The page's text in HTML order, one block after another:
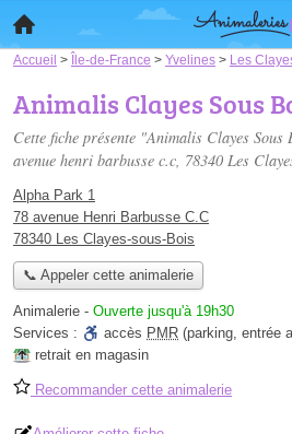
Accueil > Île-de-France > Yvelines > Les
Animalis Clayes Sous
Cette fiche présente "Animalis Clayes
avenue henri barbusse c.c, 78340 Les
Alpha Park 1
78 avenue Henri Barbusse C.C
78340 Les Clayes-sous-Bois
📞 Appeler cette animalerie
Animalerie - Ouverte jusqu'à 19h30
Services :
accès PMR (parking, entrée
retrait en magasin
Recommander cette animalerie